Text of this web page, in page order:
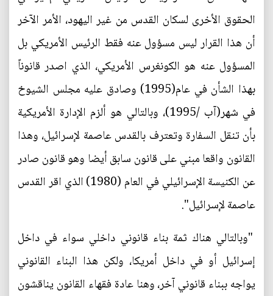
الحقوق الأخرى لسكان القدس من غير اليهود، الأمر الآخر
أن هذا القرار ليس مسؤول عنه فقط الرئيس الأمريكي بل
المسؤول عنه هو الكونغرس الأمريكي، الذي اصدر قانوناً
بهذا الشأن في عام(1995) وصادق عليه مجلس الشيوخ
في شهر(آب /1995)، وبالتالي هو ألزم الإدارة الأمريكية
بأن تنقل السفارة وتعترف بالقدس عاصمة لإسرائيل، وهذا
القانون واقعا مبني على قانون سابق أيضا وهو قانون صادر
عن الكنيسة الإسرائيلي في العام (1980) الذي اقر القدس
عاصمة لإسرائيل".
"وبالتالي هناك ثمة بناء قانوني داخلي سواء في داخل
إسرائيل أو في داخل أمريكا، ولكن هذا البناء القانوني
يواجه ببناء قانوني آخر، وهنا عادة فقهاء القانون يناقشون